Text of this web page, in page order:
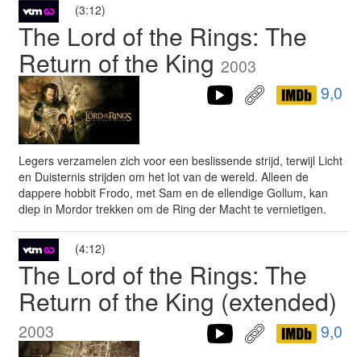
(3:12)
The Lord of the Rings: The
Return of the King 2003
9,0
Legers verzamelen zich voor een beslissende strijd, terwijl Licht
en Duisternis strijden om het lot van de wereld. Alleen de
dappere hobbit Frodo, met Sam en de ellendige Gollum, kan
diep in Mordor trekken om de Ring der Macht te vernietigen.
(4:12)
The Lord of the Rings: The
Return of the King (extended)
2003 9,0